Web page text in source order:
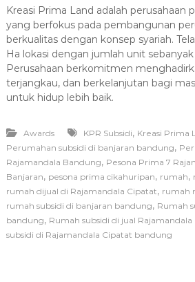
Kreasi Prima Land adalah
yang berfokus pada pembangunan
berkualitas dengan konsep syariah.
Ha lokasi dengan jumlah unit sebanyak
Perusahaan berkomitmen
terjangkau, dan berkelanjutan bagi
untuk hidup lebih baik.
Awards KPR Subsidi, Kreasi Prima
Perumahan subsidi di banjaran bandung,
Rajamandala Bandung, Pesona Prima 7
Banjaran, pesona prima cikahuripan, rumah,
rumah dijual di Rajamandala Cipatat, rumah
rumah subsidi di banjaran bandung, Rumah
bandung, Rumah subsidi di jual
subsidi di Rajamandala Cipatat bandung